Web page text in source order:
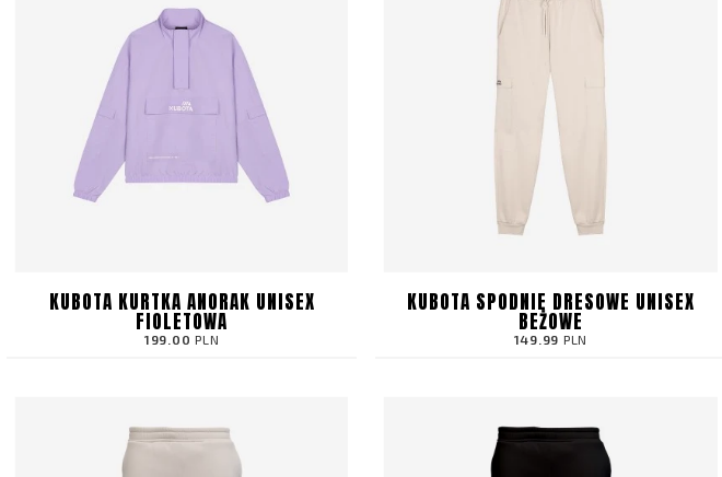
KUBOTA KURTKA ANORAK UNISEX
FIOLETOWA
199.00 PLN
KUBOTA SPODNIE DRESOWE UNISEX
BEŻOWE
149.99 PLN